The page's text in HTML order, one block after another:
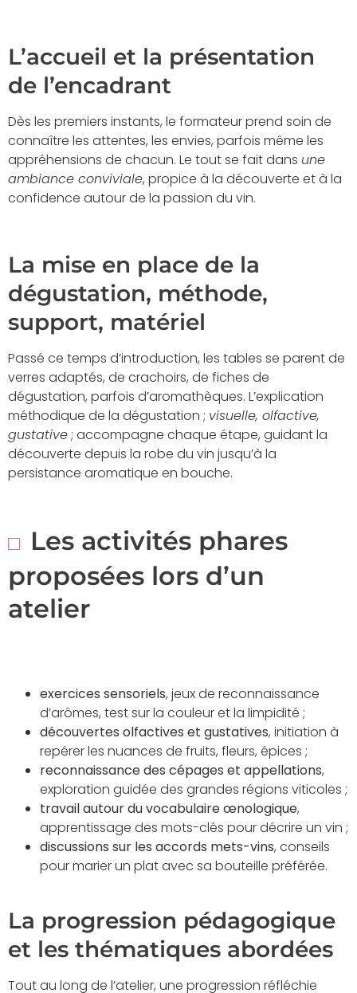
L’accueil et la présentation
de l’encadrant
Dès les premiers instants, le formateur prend soin de
connaître les attentes, les envies, parfois même les
appréhensions de chacun. Le tout se fait dans une
ambiance conviviale, propice à la découverte et à la
confidence autour de la passion du vin.
La mise en place de la
dégustation, méthode,
support, matériel
Passé ce temps d’introduction, les tables se parent de
verres adaptés, de crachoirs, de fiches de
dégustation, parfois d’aromathèques. L’explication
méthodique de la dégustation ; visuelle, olfactive,
gustative; accompagne chaque étape, guidant la
découverte depuis la robe du vin jusqu’à la
persistance aromatique en bouche.
Les activités phares
proposées lors d’un
atelier
exercices sensoriels, jeux de reconnaissance
d’arômes, test sur la couleur et la limpidité ;
découvertes olfactives et gustatives, initiation à
repérer les nuances de fruits, fleurs, épices ;
reconnaissance des cépages et appellations,
exploration guidée des grandes régions viticoles ;
travail autour du vocabulaire œnologique,
apprentissage des mots-clés pour décrire un vin ;
discussions sur les accords mets-vins, conseils
pour marier un plat avec sa bouteille préférée.
La progression pédagogique
et les thématiques abordées
Tout au long de l’atelier, une progression réfléchie